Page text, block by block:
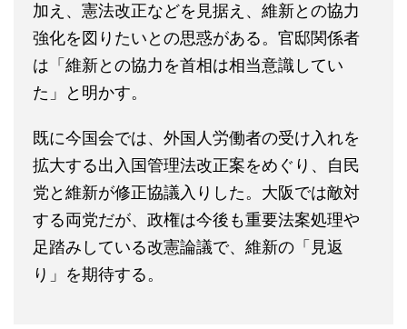
加え、憲法改正などを見据え、維新との協力
強化を図りたいとの思惑がある。官邸関係者
は「維新との協力を首相は相当意識してい
た」と明かす。
既に今国会では、外国人労働者の受け入れを
拡大する出入国管理法改正案をめぐり、自民
党と維新が修正協議入りした。大阪では敵対
する両党だが、政権は今後も重要法案処理や
足踏みしている改憲論議で、維新の「見返
り」を期待する。